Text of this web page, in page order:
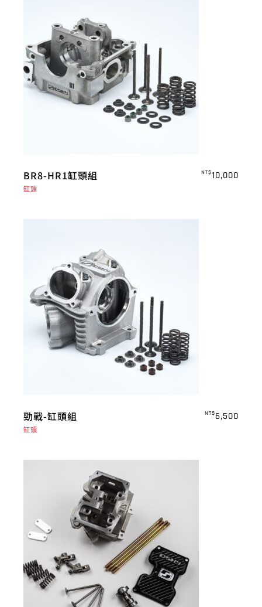
BR8-HR1缸頭組 NT$10,000
缸頭
勁戰-缸頭組 NT$6,500
缸頭